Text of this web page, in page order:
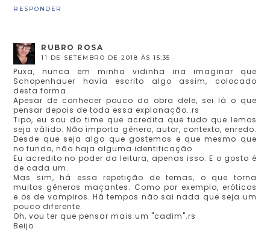
RESPONDER
RUBRO ROSA
11 DE SETEMBRO DE 2018 ÀS 15:35
Puxa, nunca em minha vidinha iria imaginar que
Schopenhauer havia escrito algo assim, colocado
desta forma.
Apesar de conhecer pouco da obra dele, sei lá o que
pensar depois de toda essa explanação..rs
Tipo, eu sou do time que acredita que tudo que lemos
seja válido. Não importa gênero, autor, contexto, enredo.
Desde que seja algo que gostemos e que mesmo que
no fundo, não haja alguma identificação.
Eu acredito no poder da leitura, apenas isso. E o gosto é
de cada um.
Mas sim, há essa repetição de temas, o que torna
muitos gêneros maçantes. Como por exemplo, eróticos
e os de vampiros. Há tempos não sai nada que seja um
pouco diferente.
Oh, vou ter que pensar mais um "cadim".rs
Beijo